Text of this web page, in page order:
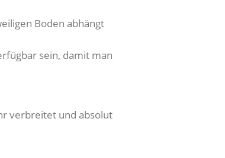
Boden abhängt
sein, damit man
verbreitet und absolut